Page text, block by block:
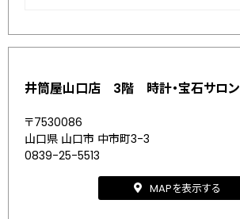
井筒屋山口店 3階 時計・宝石サロン
〒7530086
山口県 山口市 中市町3-3
0839-25-5513
MAPを表示する